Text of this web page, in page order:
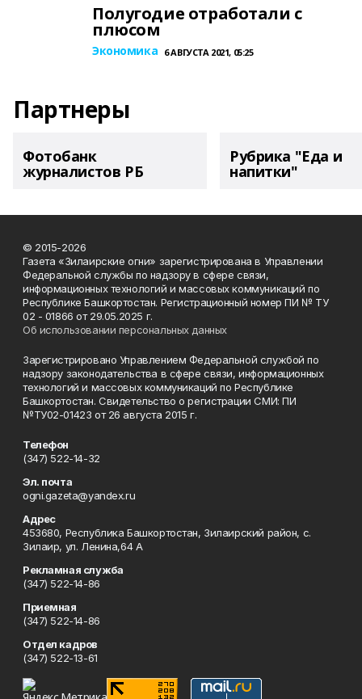
Полугодие отработали с
плюсом
Экономика 6 АВГУСТА 2021, 05:25
Партнеры
Фотобанк
журналистов РБ
Рубрика "Еда и
напитки"
© 2015-2026
Газета «Зилаирские огни» зарегистрирована в Управлении
Федеральной службы по надзору в сфере связи,
информационных технологий и массовых коммуникаций по
Республике Башкортостан. Регистрационный номер ПИ № ТУ
02 - 01866 от 29.05.2025 г.
Об использовании персональных данных
Зарегистрировано Управлением Федеральной службой по
надзору законодательства в сфере связи, информационных
технологий и массовых коммуникаций по Республике
Башкортостан. Свидетельство о регистрации СМИ: ПИ
№ТУ02-01423 от 26 августа 2015 г.
Телефон
(347) 522-14-32
Эл. почта
ogni.gazeta@yandex.ru
Адрес
453680, Республика Башкортостан, Зилаирский район, с.
Зилаир, ул. Ленина,64 А
Рекламная служба
(347) 522-14-86
Приемная
(347) 522-14-86
Отдел кадров
(347) 522-13-61